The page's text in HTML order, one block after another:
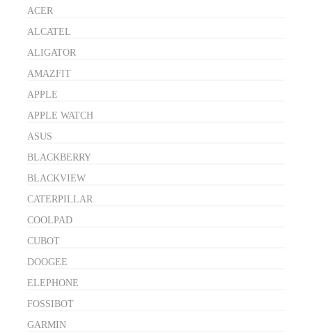
ACER
ALCATEL
ALIGATOR
AMAZFIT
APPLE
APPLE WATCH
ASUS
BLACKBERRY
BLACKVIEW
CATERPILLAR
COOLPAD
CUBOT
DOOGEE
ELEPHONE
FOSSIBOT
GARMIN